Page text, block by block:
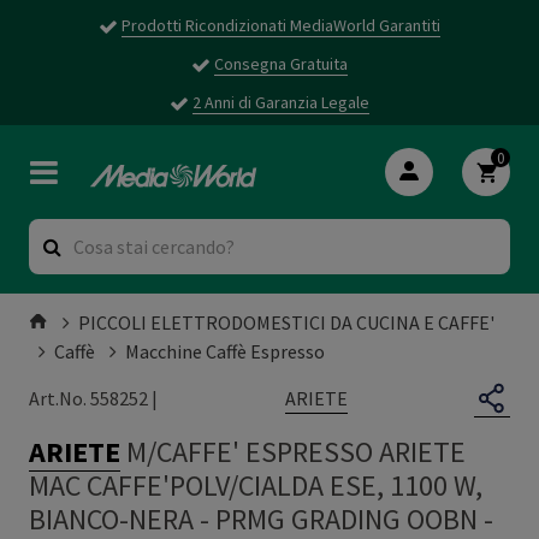
Prodotti Ricondizionati MediaWorld Garantiti
Consegna Gratuita
2 Anni di Garanzia Legale
0
PICCOLI ELETTRODOMESTICI DA CUCINA E CAFFE'
Caffè
Macchine Caffè Espresso
Art.No. 558252 |
ARIETE
ARIETE M/CAFFE' ESPRESSO ARIETE
MAC CAFFE'POLV/CIALDA ESE, 1100 W,
BIANCO-NERA- PRMG GRADING OOBN -